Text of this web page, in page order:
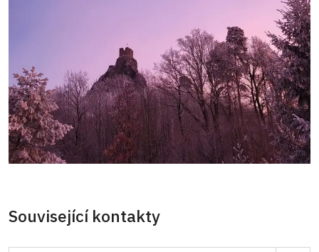
Související kontakty